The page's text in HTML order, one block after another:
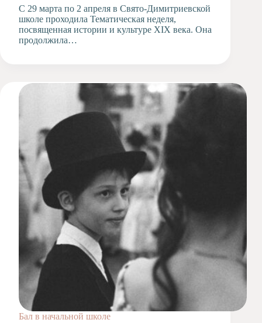
С 29 марта по 2 апреля в Свято-Димитриевской
школе проходила Тематическая неделя,
посвященная истории и культуре XIX века. Она
продолжила…
Бал в начальной школе